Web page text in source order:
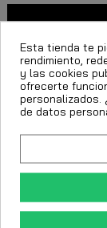
FECHA
Esta tienda te
rendimiento,
y las cookies
ofrecerte
de datos